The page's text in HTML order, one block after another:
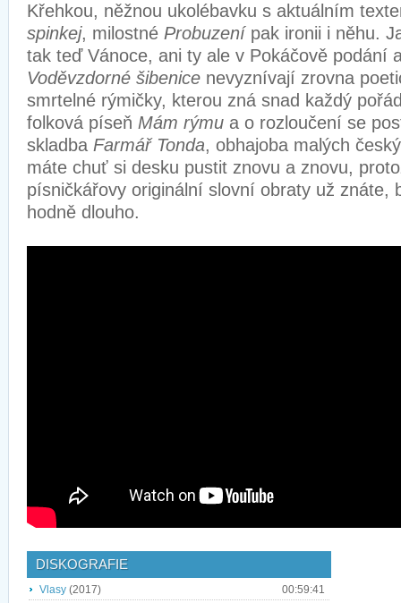
Křehkou, něžnou ukolébavku s aktuálním
spinkej, milostné Probuzenípak ironii i něhu.
tak teď Vánoce, ani ty ale v Pokáčově podání
Voděvzdorné šibenice nevyznívají zrovna
smrtelné rýmičky, kterou zná snad každý
folková píseň Mám rýmu a o rozloučení se
skladba Farmář Tonda, obhajoba malých
máte chuť si desku pustit znovu a znovu,
písničkářovy originální slovní obraty už znáte,
hodně dlouho.
DISKOGRAFIE
Vlasy (2017) 00:59:41